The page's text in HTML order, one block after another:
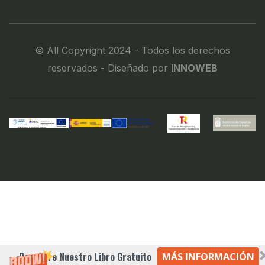
Descubre Nuestro Libro Gratuito MÁS INFORMACIÓN
© All Copyright 2024 - Todos los derechos
reservados - Diseñado por INNOWEB